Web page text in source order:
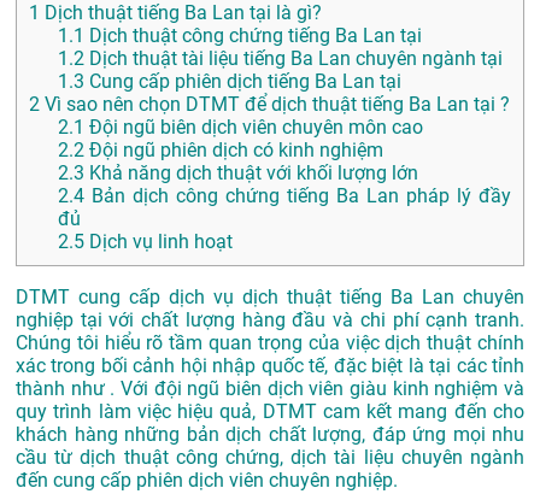
1 Dịch thuật tiếng Ba Lan tại là gì?
1.1 Dịch thuật công chứng tiếng Ba Lan tại
1.2 Dịch thuật tài liệu tiếng Ba Lan chuyên ngành tại
1.3 Cung cấp phiên dịch tiếng Ba Lan tại
2 Vì sao nên chọn DTMT để dịch thuật tiếng Ba Lan tại ?
2.1 Đội ngũ biên dịch viên chuyên môn cao
2.2 Đội ngũ phiên dịch có kinh nghiệm
2.3 Khả năng dịch thuật với khối lượng lớn
2.4 Bản dịch công chứng tiếng Ba Lan pháp lý đầy
đủ
2.5 Dịch vụ linh hoạt
DTMT cung cấp dịch vụ dịch thuật tiếng Ba Lan chuyên
nghiệp tại với chất lượng hàng đầu và chi phí cạnh tranh.
Chúng tôi hiểu rõ tầm quan trọng của việc dịch thuật chính
xác trong bối cảnh hội nhập quốc tế, đặc biệt là tại các tỉnh
thành như . Với đội ngũ biên dịch viên giàu kinh nghiệm và
quy trình làm việc hiệu quả, DTMT cam kết mang đến cho
khách hàng những bản dịch chất lượng, đáp ứng mọi nhu
cầu từ dịch thuật công chứng, dịch tài liệu chuyên ngành
đến cung cấp phiên dịch viên chuyên nghiệp.